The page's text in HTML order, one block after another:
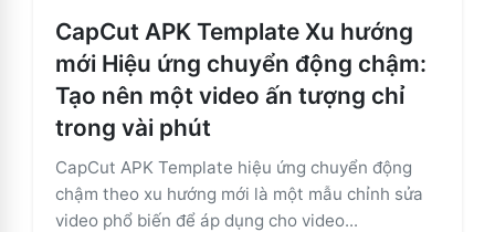
CapCut APK Template Xu hướng
mới Hiệu ứng chuyển động chậm:
Tạo nên một video ấn tượng chỉ
trong vài phút
CapCut APK Template hiệu ứng chuyển động
chậm theo xu hướng mới là một mẫu chỉnh sửa
video phổ biến để áp dụng cho video...